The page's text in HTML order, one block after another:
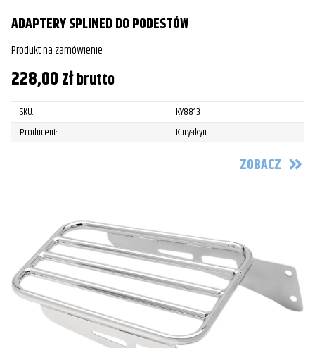
ADAPTERY SPLINED DO PODESTÓW
Produkt na zamówienie
228,00złbrutto
SKU:
KY8813
Producent:
Kuryakyn
ZOBACZ